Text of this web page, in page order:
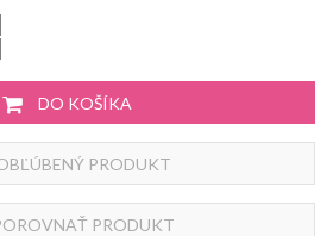
DO KOŠÍKA
PRODUKT
PRODUKT